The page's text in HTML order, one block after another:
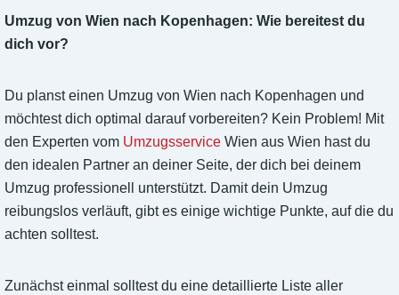
Umzug von Wien nach Kopenhagen: Wie bereitest du
dich vor?
Du planst einen Umzug von Wien nach Kopenhagen und
möchtest dich optimal darauf vorbereiten? Kein Problem! Mit
den Experten vom Umzugsservice Wien aus Wien hast du
den idealen Partner an deiner Seite, der dich bei deinem
Umzug professionell unterstützt. Damit dein Umzug
reibungslos verläuft, gibt es einige wichtige Punkte, auf die du
achten solltest.
Zunächst einmal solltest du eine detaillierte Liste aller